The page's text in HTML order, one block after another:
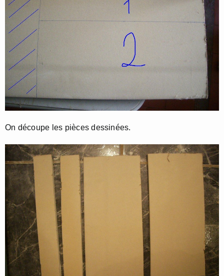
On découpe les pièces dessinées.